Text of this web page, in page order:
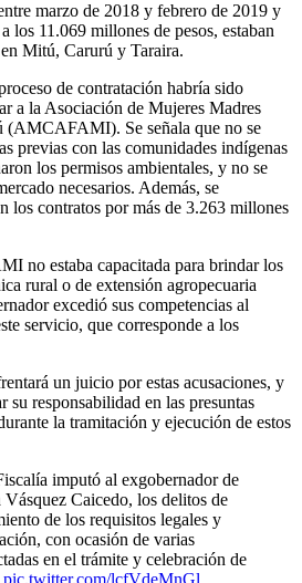
marzo de 2018 y febrero de 2019 y
los 11.069 millones de pesos, estaban
Mitú, Carurú y Taraira.
de contratación habría sido
a la Asociación de Mujeres Madres
(AMCAFAMI). Se señala que no se
previas con las comunidades indígenas
los permisos ambientales, y no se
necesarios. Además, se
los contratos por más de 3.263 millones
no estaba capacitada para brindar los
rural o de extensión agropecuaria
excedió sus competencias al
servicio, que corresponde a los
un juicio por estas acusaciones, y
su responsabilidad en las presuntas
la tramitación y ejecución de estos
imputó al exgobernador de
Vásquez Caicedo, los delitos de
de los requisitos legales y
con ocasión de varias
en el trámite y celebración de